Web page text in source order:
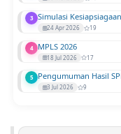
3 Simulasi
24 Apr 2026 19
4 MPLS 2026
18 Jul 2026 17
5 Pengumuman Hasil
3 Jul 2026 9